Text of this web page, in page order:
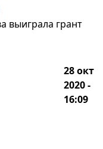
выиграла грант
28 окт
2020 -
16:09